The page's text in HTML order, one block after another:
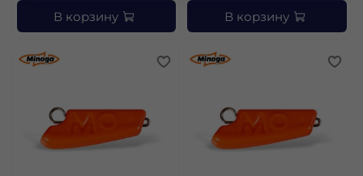
В корзину В корзину